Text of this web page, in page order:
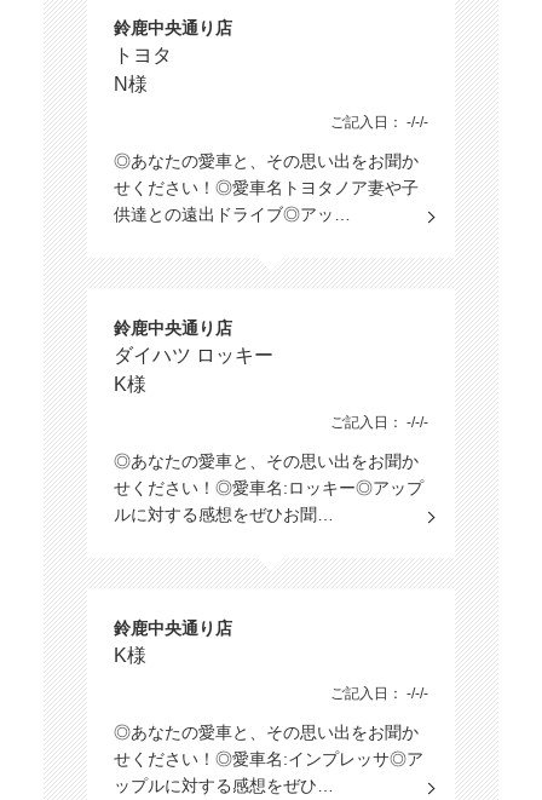
鈴鹿中央通り店
トヨタ
N様
ご記入日： -/-/-
◎あなたの愛車と、その思い出をお聞か
せください！◎愛車名トヨタノア妻や子
供達との遠出ドライブ◎アッ…
鈴鹿中央通り店
ダイハツ ロッキー
K様
ご記入日： -/-/-
◎あなたの愛車と、その思い出をお聞か
せください！◎愛車名:ロッキー◎アップ
ルに対する感想をぜひお聞…
鈴鹿中央通り店
K様
ご記入日： -/-/-
◎あなたの愛車と、その思い出をお聞か
せください！◎愛車名:インプレッサ◎ア
ップルに対する感想をぜひ…